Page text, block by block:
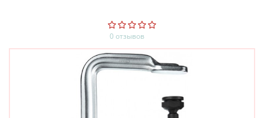
0 отзывов